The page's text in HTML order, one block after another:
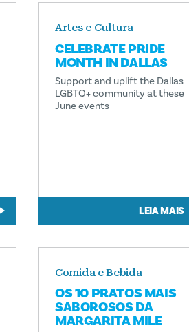
Artes e Cultura
CELEBRATE PRIDE
MONTH IN DALLAS
Support and uplift the Dallas
LGBTQ+ community at these
June events
LEIA MAIS
Comida e Bebida
OS 10 PRATOS MAIS
SABOROSOS DA
MARGARITA MILE